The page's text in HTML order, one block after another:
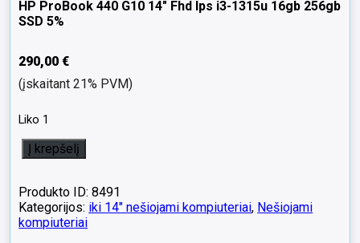
HP ProBook 440 G10 14″ Fhd Ips i3-1315u 16gb 256gb
SSD 5%
290,00€
(įskaitant 21% PVM)
Liko 1
produkto
kiekis:
ProBook
440
G10
Į krepšelį
Produkto ID: 8491
Kategorijos: iki 14" nešiojami kompiuteriai, Nešiojami
kompiuteriai